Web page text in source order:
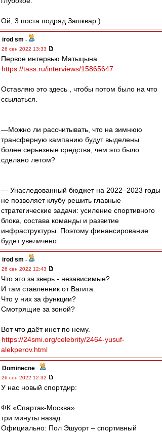
Ой, 3 поста подряд.Зашквар.)
irod sm -
26 сен 2022 13:33
Первое интервью Матыцына.
https://tass.ru/interviews/15865647
Оставляю это здесь , чтобы потом было на что
ссылаться.
—Можно ли рассчитывать, что на зимнюю
трансферную кампанию будут выделены
более серьезные средства, чем это было
сделано летом?
— Унаследованный бюджет на 2022–2023 годы
не позволяет клубу решить главные
стратегические задачи: усиление спортивного
блока, состава команды и развитие
инфраструктуры. Поэтому финансирование
будет увеличено.
irod sm -
26 сен 2022 12:43
Что это за зверь - независимые?
И там ставленник от Вагита.
Что у них за функции?
Смотрящие за зоной?
Вот что даёт инет по нему.
https://24smi.org/celebrity/2464-yusuf-
alekperov.html
Dominecne -
26 сен 2022 12:32
У нас новый спортдир:
ФК «Спартак-Москва»
три минуты назад
Официально: Пол Эшуорт – спортивный